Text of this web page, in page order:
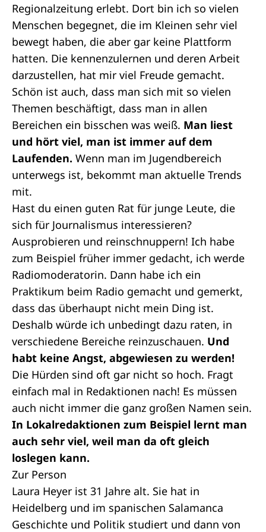
Regionalzeitung erlebt. Dort bin ich so vielen
Menschen begegnet, die im Kleinen sehr viel
bewegt haben, die aber gar keine Plattform
hatten. Die kennenzulernen und deren Arbeit
darzustellen, hat mir viel Freude gemacht.
Schön ist auch, dass man sich mit so vielen
Themen beschäftigt, dass man in allen
Bereichen ein bisschen was weiß. Man liest
und hört viel, man ist immer auf dem
Laufenden. Wenn man im Jugendbereich
unterwegs ist, bekommt man aktuelle Trends
mit.
Hast du einen guten Rat für junge Leute, die
sich für Journalismus interessieren?
Ausprobieren und reinschnuppern! Ich habe
zum Beispiel früher immer gedacht, ich werde
Radiomoderatorin. Dann habe ich ein
Praktikum beim Radio gemacht und gemerkt,
dass das überhaupt nicht mein Ding ist.
Deshalb würde ich unbedingt dazu raten, in
verschiedene Bereiche reinzuschauen. Und
habt keine Angst, abgewiesen zu werden!
Die Hürden sind oft gar nicht so hoch. Fragt
einfach mal in Redaktionen nach! Es müssen
auch nicht immer die ganz großen Namen sein.
In Lokalredaktionen zum Beispiel lernt man
auch sehr viel, weil man da oft gleich
loslegen kann.
Zur Person
Laura Heyer ist 31 Jahre alt. Sie hat in
Heidelberg und im spanischen Salamanca
Geschichte und Politik studiert und dann von